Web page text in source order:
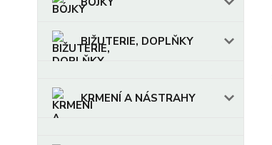
BIŽUTERIE, DOPLŇKY
KRMENÍ A NÁSTRAHY